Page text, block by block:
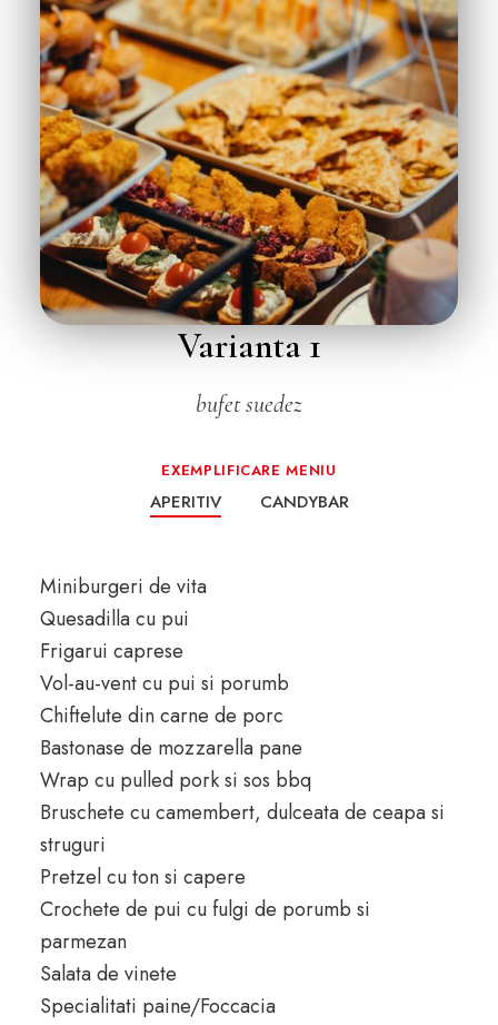
Varianta 1
bufet suedez
EXEMPLIFICARE MENIU
APERITIV CANDYBAR
Miniburgeri de vita
Quesadilla cu pui
Frigarui caprese
Vol-au-vent cu pui si porumb
Chiftelute din carne de porc
Bastonase de mozzarella pane
Wrap cu pulled pork si sos bbq
Bruschete cu camembert, dulceata de ceapa si
struguri
Pretzel cu ton si capere
Crochete de pui cu fulgi de porumb si
parmezan
Salata de vinete
Specialitati paine/Foccacia